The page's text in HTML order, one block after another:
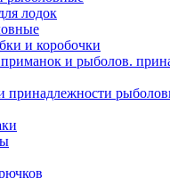
лодок
и коробочки
и рыболов.
принадлежности